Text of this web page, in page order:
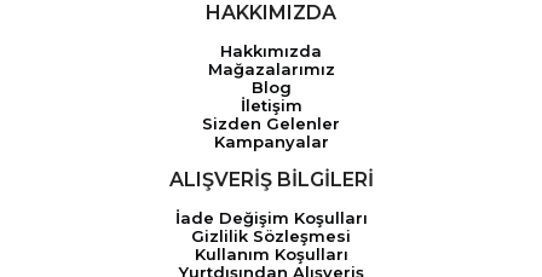
HAKKIMIZDA
Hakkımızda
Mağazalarımız
Blog
İletişim
Sizden Gelenler
Kampanyalar
ALIŞVERİŞ BİLGİLERİ
İade Değişim Koşulları
Gizlilik Sözleşmesi
Kullanım Koşulları
Yurtdışından Alışveriş